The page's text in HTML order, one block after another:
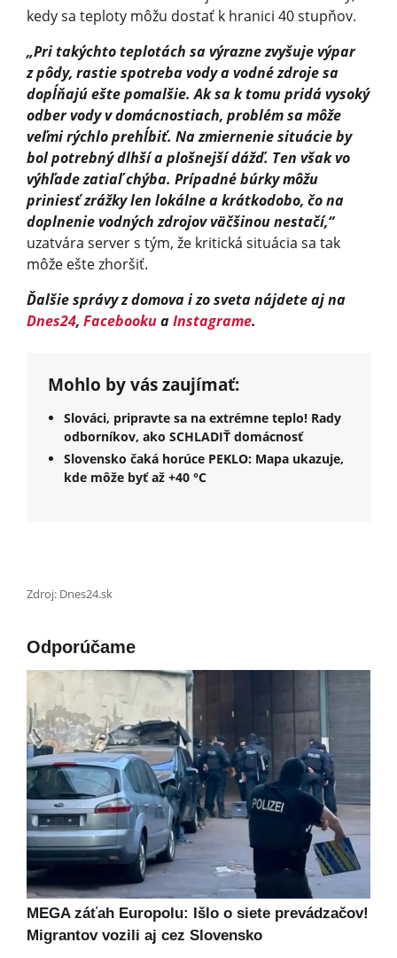
kedy sa teploty môžu dostať k hranici 40 stupňov.
„Pri takýchto teplotách sa výrazne zvyšuje výpar
z pôdy, rastie spotreba vody a vodné zdroje sa
dopĺňajú ešte pomalšie. Ak sa k tomu pridá vysoký
odber vody v domácnostiach, problém sa môže
veľmi rýchlo prehĺbiť. Na zmiernenie situácie by
bol potrebný dlhší a plošnejší dážď. Ten však vo
výhľade zatiaľ chýba. Prípadné búrky môžu
priniesť zrážky len lokálne a krátkodobo, čo na
doplnenie vodných zdrojov väčšinou nestačí,“
uzatvára server s tým, že kritická situácia sa tak
môže ešte zhoršiť.
Ďalšie správy z domova i zo sveta nájdete aj na
Dnes24, FacebookuaInstagrame.
Mohlo by vás zaujímať:
Slováci, pripravte sa na extrémne teplo! Rady
odborníkov, ako SCHLADIŤ domácnosť
Slovensko čaká horúce PEKLO: Mapa ukazuje,
kde môže byť až +40 °C
Zdroj: Dnes24.sk
Odporúčame
MEGA záťah Europolu: Išlo o siete prevádzačov!
Migrantov vozili aj cez Slovensko